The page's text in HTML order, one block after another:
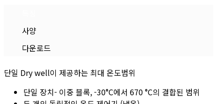
사양
다운로드
단일 Dry well이 제공하는 최대 온도범위
단일 장치- 이중 블록, -30°C에서 670 °C의 결합된 범위